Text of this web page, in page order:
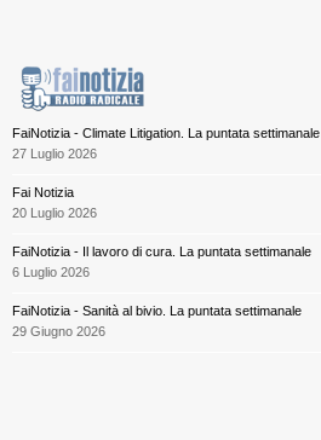
FaiNotizia - Climate Litigation. La puntata settimanale
27 Luglio 2026
Fai Notizia
20 Luglio 2026
FaiNotizia - Il lavoro di cura. La puntata settimanale
6 Luglio 2026
FaiNotizia - Sanità al bivio. La puntata settimanale
29 Giugno 2026